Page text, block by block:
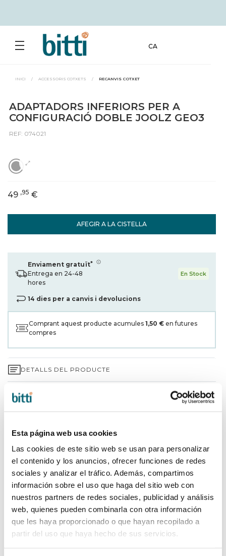
Esta página web usa cookies
Las cookies de este sitio web se usan para personalizar
el contenido y los anuncios, ofrecer funciones de redes
sociales y analizar el tráfico. Además, compartimos
información sobre el uso que haga del sitio web con
nuestros partners de redes sociales, publicidad y análisis
web, quienes pueden combinarla con otra información
que les haya proporcionado o que hayan recopilado a
partir del uso que haya hecho de sus servicios.
CA
INICI / ACCESSORIS COTXETS / RECANVIS COTXET
ADAPTADORS INFERIORS PER A
CONFIGURACIÓ DOBLE JOOLZ GEO3
REF: 074021
AFEGIR A LA CISTELLA
49 ,95 €
Enviament gratuït*
Entrega en 24-48
hores
En Stock
14 dies per a canvis i devolucions
Comprant aquest producte acumules 1,50 € en futures
compres
DETALLS DEL PRODUCTE
GARANTIA DE 3 ANYS*
INFORMACIÓ DE LA MARCA
COMPARTIR